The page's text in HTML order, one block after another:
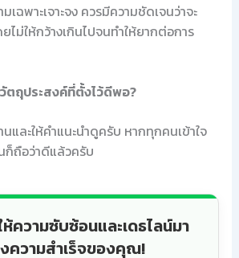
เฉพาะเจาะจง ควรมีความชัดเจนว่าจะ
ไม่ให้กว้างเกินไปจนทำให้ยากต่อการ
วัตถุประสงค์ที่ตั้งไว้ดีพอ?
และให้คำแนะนำดูครับ หากทุกคนเข้าใจ
ก็ถือว่าดีแล้วครับ
ความซับซ้อนและเดธไลน์มา
ความสำเร็จของคุณ!